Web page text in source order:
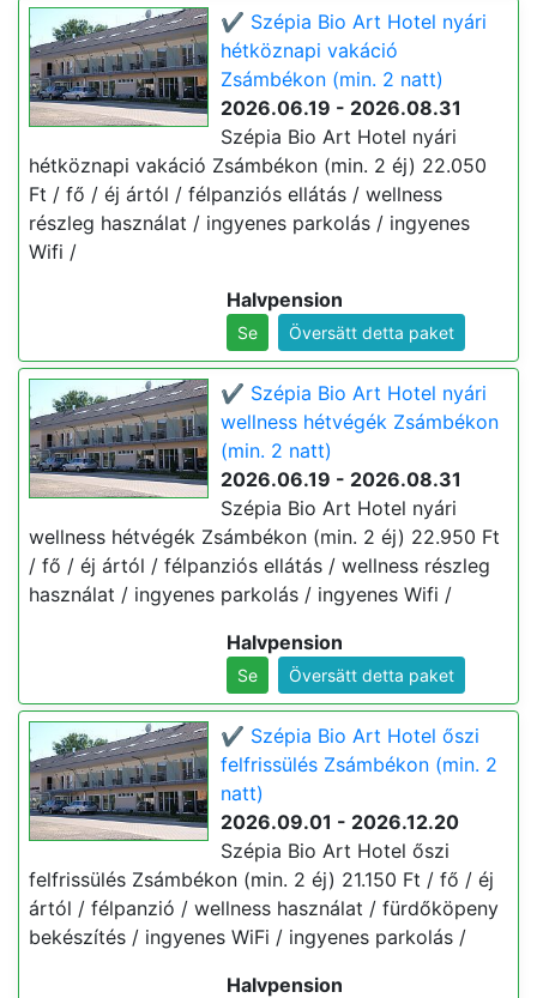
✔️ Szépia Bio Art Hotel nyári
hétköznapi vakáció
Zsámbékon (min. 2 natt)
2026.06.19 - 2026.08.31
Szépia Bio Art Hotel nyári
hétköznapi vakáció Zsámbékon (min. 2 éj) 22.050
Ft / fő / éj ártól / félpanziós ellátás / wellness
részleg használat / ingyenes parkolás / ingyenes
Wifi /
Halvpension
Se Översätt detta paket
✔️ Szépia Bio Art Hotel nyári
wellness hétvégék Zsámbékon
(min. 2 natt)
2026.06.19 - 2026.08.31
Szépia Bio Art Hotel nyári
wellness hétvégék Zsámbékon (min. 2 éj) 22.950 Ft
/ fő / éj ártól / félpanziós ellátás / wellness részleg
használat / ingyenes parkolás / ingyenes Wifi /
Halvpension
Se Översätt detta paket
✔️ Szépia Bio Art Hotel őszi
felfrissülés Zsámbékon (min. 2
natt)
2026.09.01 - 2026.12.20
Szépia Bio Art Hotel őszi
felfrissülés Zsámbékon (min. 2 éj) 21.150 Ft / fő / éj
ártól / félpanzió / wellness használat / fürdőköpeny
bekészítés / ingyenes WiFi / ingyenes parkolás /
Halvpension